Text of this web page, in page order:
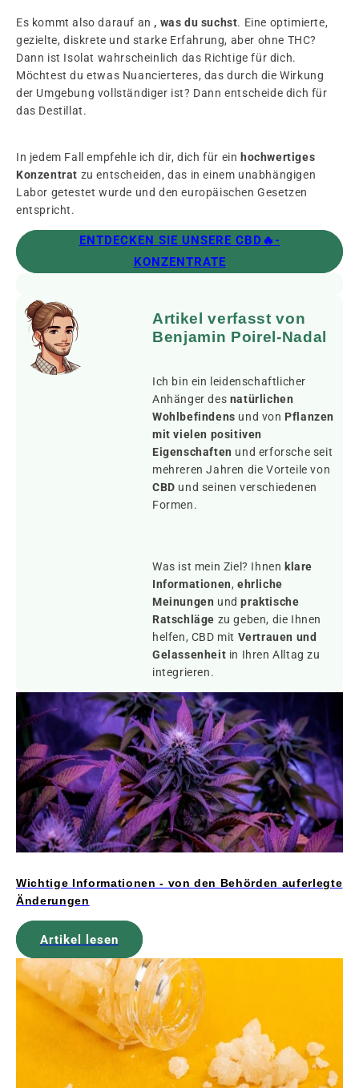
Es kommt also darauf an , was du suchst. Eine optimierte,
gezielte, diskrete und starke Erfahrung, aber ohne THC?
Dann ist Isolat wahrscheinlich das Richtige für dich.
Möchtest du etwas Nuancierteres, das durch die Wirkung
der Umgebung vollständiger ist? Dann entscheide dich für
das Destillat.
In jedem Fall empfehle ich dir, dich für ein hochwertiges
Konzentrat zu entscheiden, das in einem unabhängigen
Labor getestet wurde und den europäischen Gesetzen
entspricht.
ENTDECKEN SIE UNSERE CBD🔥-
KONZENTRATE
Artikel verfasst von
Benjamin Poirel-Nadal
Ich bin ein leidenschaftlicher
Anhänger des natürlichen
Wohlbefindens und von Pflanzen
mit vielen positiven
Eigenschaften und erforsche seit
mehreren Jahren die Vorteile von
CBD und seinen verschiedenen
Formen.
Was ist mein Ziel? Ihnen klare
Informationen,ehrliche
Meinungen undpraktische
Ratschläge zu geben, die Ihnen
helfen, CBD mit Vertrauen und
Gelassenheit in Ihren Alltag zu
integrieren.
Wichtige Informationen - von den Behörden auferlegte
Änderungen
Artikel lesen